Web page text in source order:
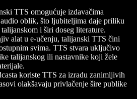
TTS omogućuje izdavačima
oblik, što ljubiteljima daje priliku
i širi doseg literature.
alat u e-učenju, talijanski TTS čini
svima. TTS stvara uključivo
talijanskog ili nastavnike koji žele
koriste TTS za izradu zanimljivih
olakšavaju privlačenje šire publike